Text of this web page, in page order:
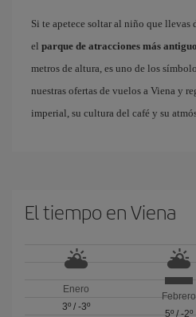
Si te apetece soltar al niño que llevas
el parque de atracciones más
metros de altura, es uno de los
nuestras ofertas de vuelos a Viena y
imperial, su cultura del café y su
El tiempo en Viena
Enero
3º/ -3º
Febrero
5º/ -2º